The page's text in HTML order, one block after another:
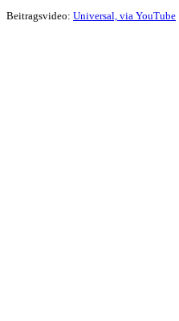
Beitragsvideo: Universal, via YouTube